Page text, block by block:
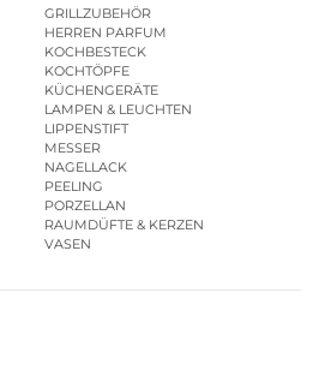
GRILLZUBEHÖR
HERREN PARFUM
KOCHBESTECK
KOCHTÖPFE
KÜCHENGERÄTE
LAMPEN & LEUCHTEN
LIPPENSTIFT
MESSER
NAGELLACK
PEELING
PORZELLAN
RAUMDÜFTE & KERZEN
VASEN